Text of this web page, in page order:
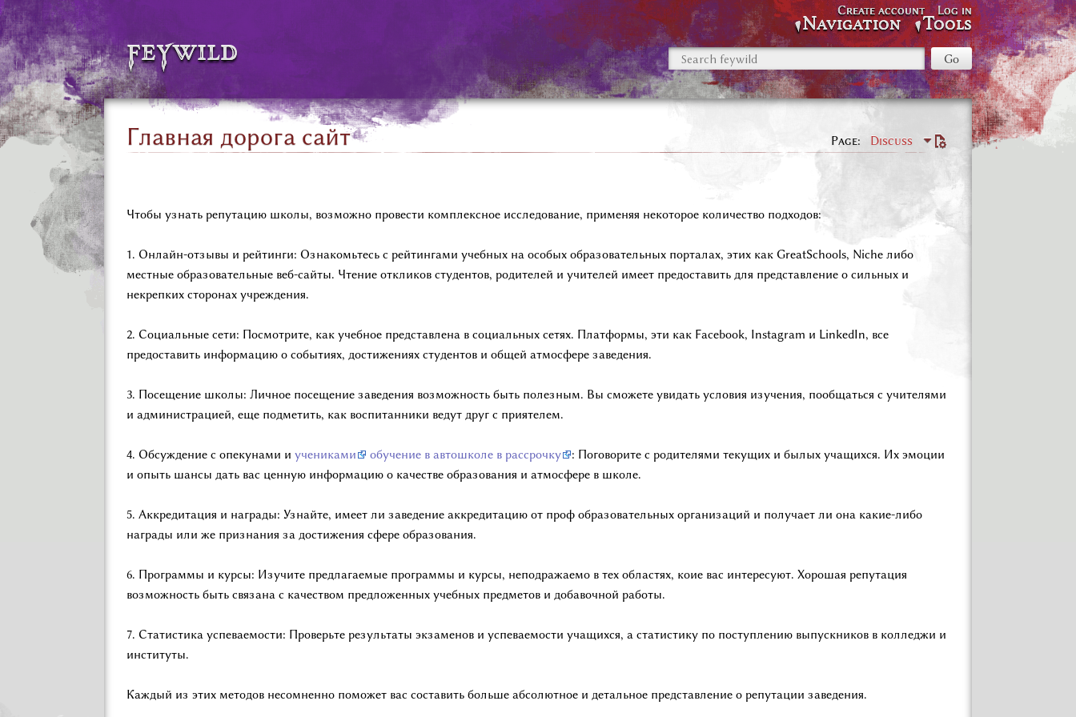
feywild
Navigation Tools
Create account Log in
Page Discuss
Главная дорога сайт
Чтобы узнать репутацию школы, возможно провести комплексное исследование, применяя некоторое количество подходов:
1. Онлайн-отзывы и рейтинги: Ознакомьтесь с рейтингами учебных на особых образовательных порталах, этих как GreatSchools, Niche либо
местные образовательные веб-сайты. Чтение откликов студентов, родителей и учителей имеет предоставить для представление о сильных и
некрепких сторонах учреждения.
2. Социальные сети: Посмотрите, как учебное представлена в социальных сетях. Платформы, эти как Facebook, Instagram и LinkedIn, все
предоставить информацию о событиях, достижениях студентов и общей атмосфере заведения.
3. Посещение школы: Личное посещение заведения возможность быть полезным. Вы сможете увидать условия изучения, пообщаться с учителями
и администрацией, еще подметить, как воспитанники ведут друг с приятелем.
4. Обсуждение с опекунами и учениками обучение в автошколе в рассрочку
: Поговорите с родителями текущих и былых учащихся. Их эмоции
и опыть шансы дать вас ценную информацию о качестве образования и атмосфере в школе.
5. Аккредитация и награды: Узнайте, имеет ли заведение аккредитацию от проф образовательных организаций и получает ли она какие-либо
награды или же признания за достижения сфере образования.
6. Программы и курсы: Изучите предлагаемые программы и курсы, неподражаемо в тех областях, коие вас интересуют. Хорошая репутация
возможность быть связана с качеством предложенных учебных предметов и добавочной работы.
7. Статистика успеваемости: Проверьте результаты экзаменов и успеваемости учащихся, а статистику по поступлению выпускников в колледжи и
институты.
Каждый из этих методов несомненно поможет вас составить больше абсолютное и детальное представление о репутации заведения.